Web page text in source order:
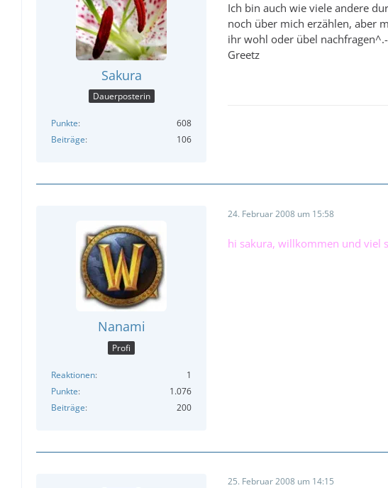
Sakura
Dauerposterin
Punkte
608
Beiträge
106
Ich bin auch wie viele andere
noch über mich erzählen, aber
ihr wohl oder übel nachfragen^.-
Greetz
Nanami
Profi
Reaktionen
1
Punkte
1.076
Beiträge
200
24. Februar 2008 um 15:58
hi sakura, willkommen und viel
25. Februar 2008 um 14:15